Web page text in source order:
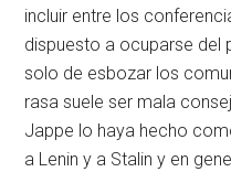
incluir entre los
dispuesto a ocuparse del
solo de esbozar los
rasa suele ser mala
Jappe lo haya hecho
a Lenin y a Stalin y en